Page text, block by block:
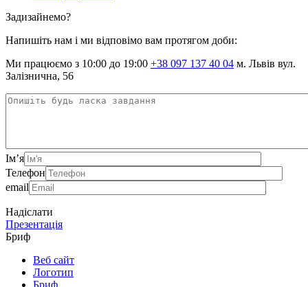
Задизайнемо?
Напишіть нам і ми відповімо вам протягом доби:
Ми працюємо з 10:00 до 19:00 +38 097 137 40 04 м. Львів вул.
Залізнична, 56
Ім’я
Телефон
email
Надіслати
Презентація
Бриф
Веб сайт
Логотип
Бриф